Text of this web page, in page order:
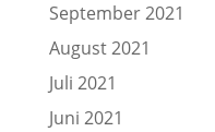
September 2021
August 2021
Juli 2021
Juni 2021